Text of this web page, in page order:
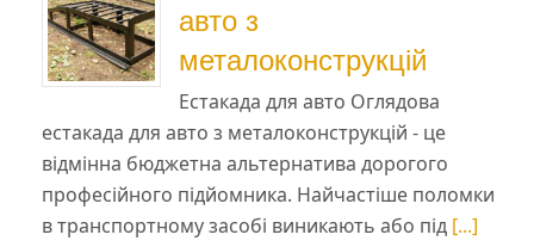
авто з
металоконструкцій
Естакада для авто Оглядова
естакада для авто з металоконструкцій - це
відмінна бюджетна альтернатива дорогого
професійного підйомника. Найчастіше поломки
в транспортному засобі виникають або під [...]